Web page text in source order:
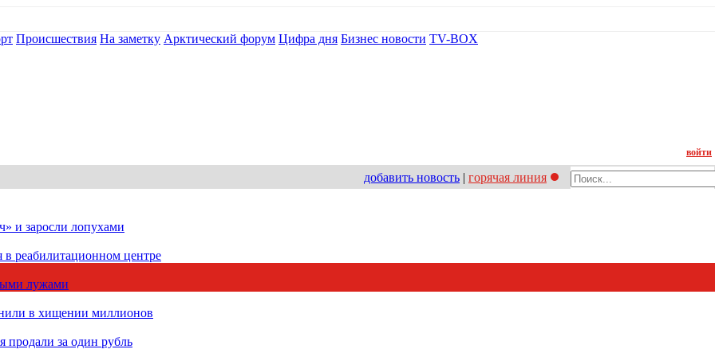
Происшествия На заметку Арктический форум Цифра дня Бизнес новости TV-BOX
войти
добавить новость | горячая линия
и заросли лопухами
реабилитационном центре
лужами
в хищении миллионов
продали за один рубль